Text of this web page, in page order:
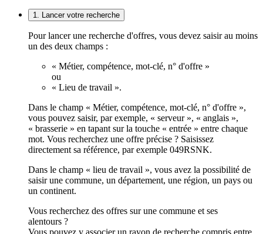
1. Lancer votre recherche
Pour lancer une recherche d'offres, vous devez saisir au moins
un des deux champs :
« Métier, compétence, mot-clé, n° d'offre »
ou
« Lieu de travail ».
Dans le champ « Métier, compétence, mot-clé, n° d'offre »,
vous pouvez saisir, par exemple, « serveur », « anglais »,
« brasserie » en tapant sur la touche « entrée » entre chaque
mot. Vous recherchez une offre précise ? Saisissez
directement sa référence, par exemple 049RSNK.
Dans le champ « lieu de travail », vous avez la possibilité de
saisir une commune, un département, une région, un pays ou
un continent.
Vous recherchez des offres sur une commune et ses
alentours ?